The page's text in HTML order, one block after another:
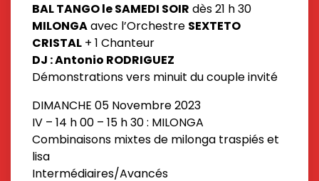
BAL TANGO le SAMEDI SOIR dès 21 h 30
MILONGAavec l’Orchestre SEXTETO
CRISTAL + 1 Chanteur
DJ : Antonio RODRIGUEZ
Démonstrations vers minuit du couple invité
DIMANCHE 05 Novembre 2023
IV – 14 h 00 – 15 h 30 : MILONGA
Combinaisons mixtes de milonga traspiés et
lisa
Intermédiaires/Avancés